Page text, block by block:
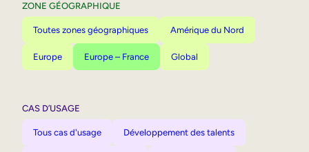
ZONE GÉOGRAPHIQUE
Toutes zones géographiques Amérique du Nord
Europe Europe – France Global
CAS D’USAGE
Tous cas d'usage Développement des talents